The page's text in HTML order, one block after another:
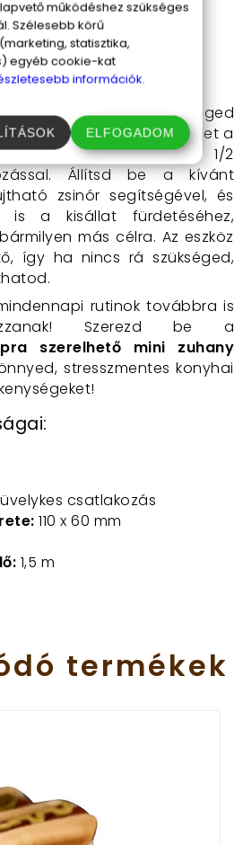
400 gramm, így
multifunkciós mini
miatt nincs szükséged
csatlakoztasd a zuhany fejet a
csapra a 1/2
Állítsd be a kívánt
zsinór segítségével, és
is a kisállat fürdetéséhez,
más célra. Az eszköz
így ha nincs rá szükséged,
rutinok továbbra is
Szerezd be a
szerelhető mini zuhany
stresszmentes konyhai
csatlakozás
110 x 60 mm
1,5 m
termékek
működéshez szükséges
Szélesebb körű
statisztika,
egyéb cookie-kat
információk.
ELFOGADOM